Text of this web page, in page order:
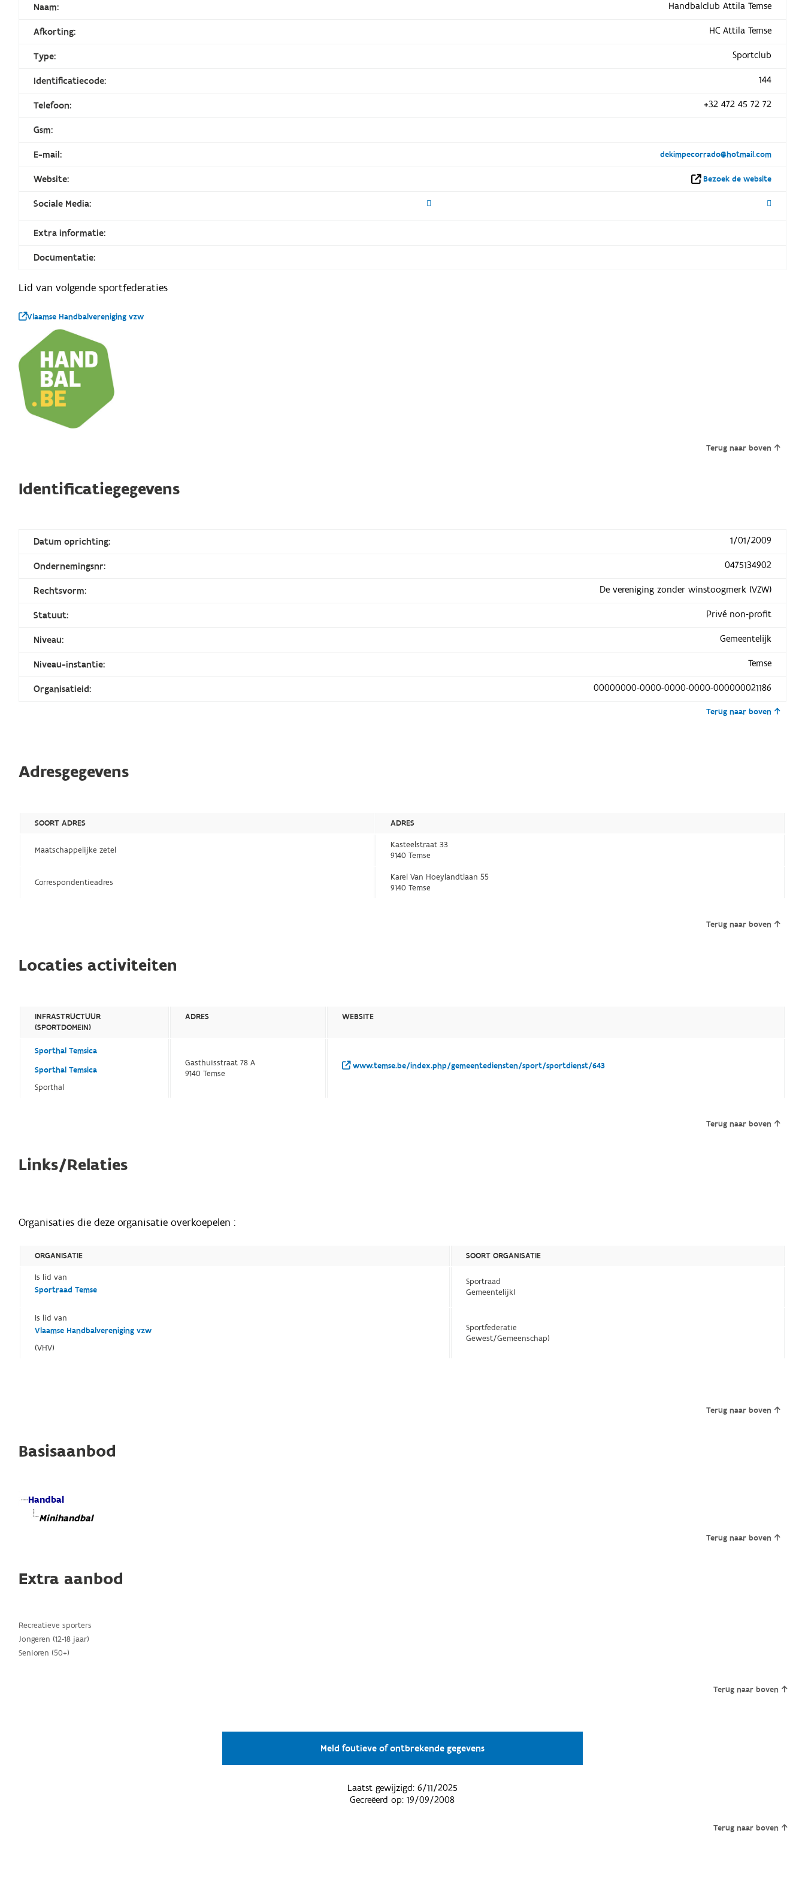
Naam: Handbalclub Attila Temse
Afkorting: HC Attila Temse
Type: Sportclub
Identificatiecode: 144
Telefoon: +32 472 45 72 72
Gsm:
E-mail: dekimpecorrado@hotmail.com
Website: Bezoek de website
Sociale Media:
Extra informatie:
Documentatie:
Lid van volgende sportfederaties
Vlaamse Handbalvereniging vzw
Terug naar boven
Identificatiegegevens
Datum oprichting: 1/01/2009
Ondernemingsnr: 0475134902
Rechtsvorm: De vereniging zonder winstoogmerk (VZW)
Statuut: Privé non-profit
Niveau: Gemeentelijk
Niveau-instantie: Temse
Organisatieid: 00000000-0000-0000-0000-000000021186
Terug naar boven
Adresgegevens
SOORT ADRES ADRES
Maatschappelijke zetel
Kasteelstraat 33
9140 Temse
Correspondentieadres
Karel Van Hoeylandtlaan 55
9140 Temse
Terug naar boven
Locaties activiteiten
INFRASTRUCTUUR
(SPORTDOMEIN)
ADRES WEBSITE
Sporthal Temsica
Sporthal Temsica
Sporthal
Gasthuisstraat 78 A
9140 Temse
www.temse.be/index.php/gemeentediensten/sport/sportdienst/643
Terug naar boven
Links/Relaties
Organisaties die deze organisatie overkoepelen :
ORGANISATIE
SOORT ORGANISATIE
Is lid van
Sportraad Temse
Sportraad
Gemeentelijk)
Is lid van
Vlaamse Handbalvereniging vzw
(VHV)
Sportfederatie
Gewest/Gemeenschap)
Terug naar boven
Basisaanbod
Handbal
Minihandbal
Terug naar boven
Extra aanbod
Recreatieve sporters
Jongeren (12-18 jaar)
Senioren (50+)
Terug naar boven
Meld foutieve of ontbrekende gegevens
Laatst gewijzigd: 6/11/2025
Gecreëerd op:19/09/2008
Terug naar boven